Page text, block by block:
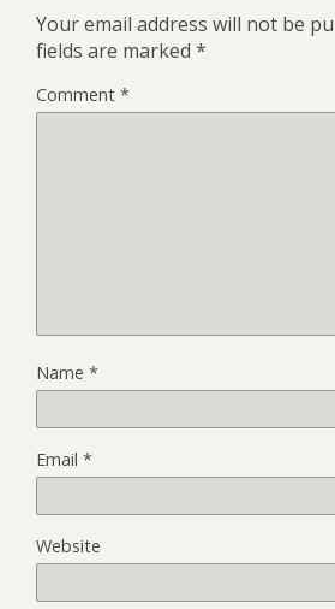
Your email address will not be
fields are marked *
Comment *
Name *
Email *
Website